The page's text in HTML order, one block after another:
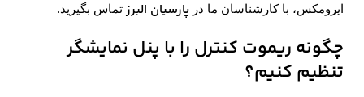
ایرومکس، با کارشناسان ما در پارسیان البرز تماس بگیرید.
چگونه ریموت کنترل را با پنل نمایشگر
تنظیم کنیم؟